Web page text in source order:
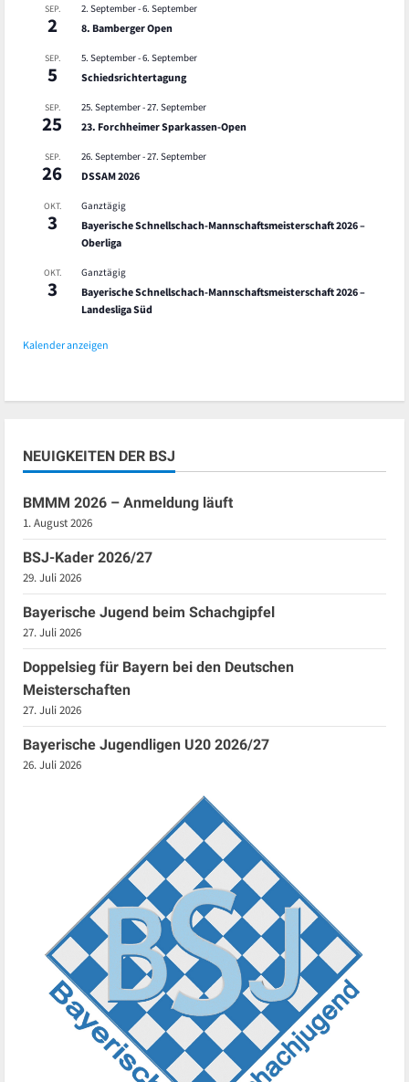
SEP.
2
2. September-6. September
8. Bamberger Open
SEP.
5
5. September-6. September
Schiedsrichtertagung
SEP.
25
25. September-27. September
23. Forchheimer Sparkassen-Open
SEP.
26
26. September-27. September
DSSAM 2026
OKT.
3
Ganztägig
Bayerische Schnellschach-Mannschaftsmeisterschaft 2026 –
Oberliga
OKT.
3
Ganztägig
Bayerische Schnellschach-Mannschaftsmeisterschaft 2026 –
Landesliga Süd
Kalender anzeigen
NEUIGKEITEN DER BSJ
BMMM 2026 – Anmeldung läuft
1. August 2026
BSJ-Kader 2026/27
29. Juli 2026
Bayerische Jugend beim Schachgipfel
27. Juli 2026
Doppelsieg für Bayern bei den Deutschen
Meisterschaften
27. Juli 2026
Bayerische Jugendligen U20 2026/27
26. Juli 2026